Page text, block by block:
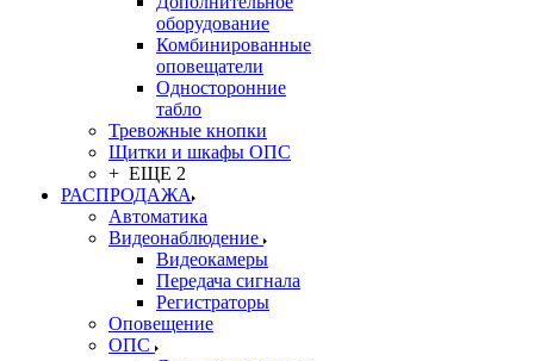
оборудование
Комбинированные
оповещатели
Односторонние
табло
Тревожные кнопки
Щитки и шкафы ОПС
+ ЕЩЕ 2
РАСПРОДАЖА
Автоматика
Видеонаблюдение
Видеокамеры
Передача сигнала
Регистраторы
Оповещение
ОПС